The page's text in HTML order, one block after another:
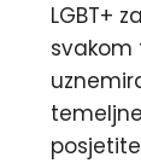
LGBT+
svakom